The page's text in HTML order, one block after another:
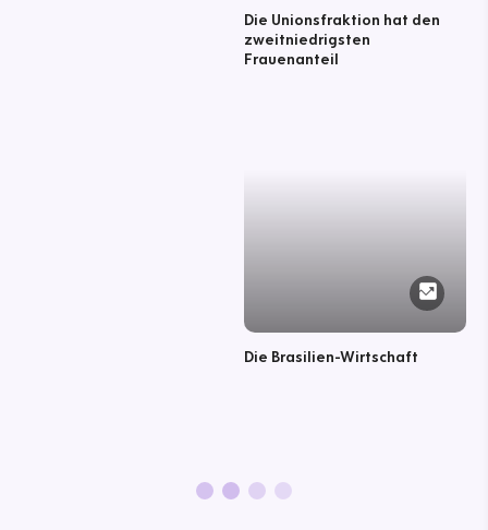
Die Unionsfraktion hat den
zweitniedrigsten
Frauenanteil
Die Brasilien-Wirtschaft